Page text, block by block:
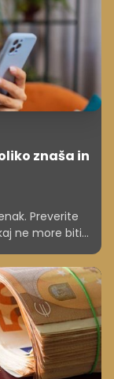
znaša in
Preverite
ne more biti